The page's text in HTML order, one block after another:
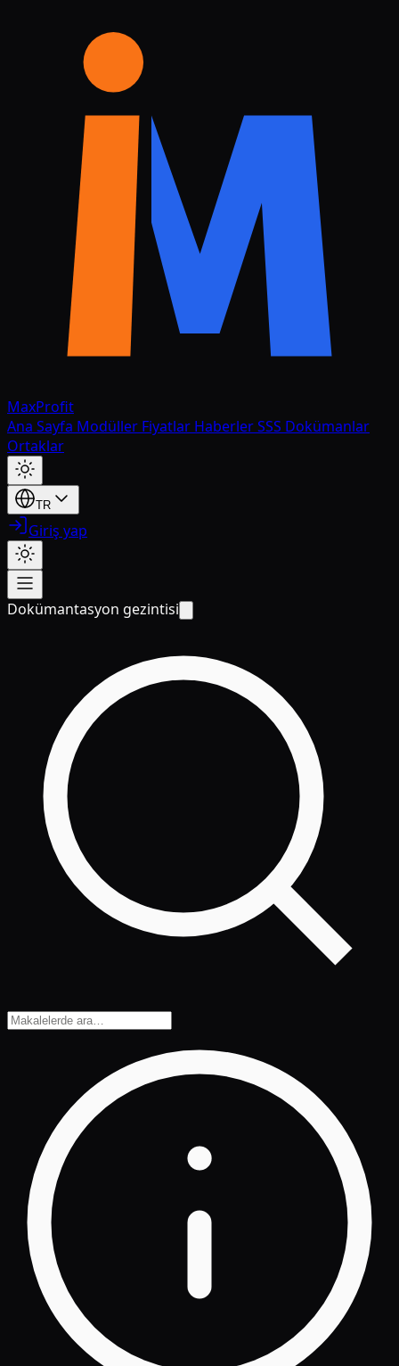
MaxProfit
Ana Sayfa Modüller Fiyatlar HaberlerSSS Dokümanlar
Ortaklar
TR
Giriş yap
Dokümantasyon gezintisi